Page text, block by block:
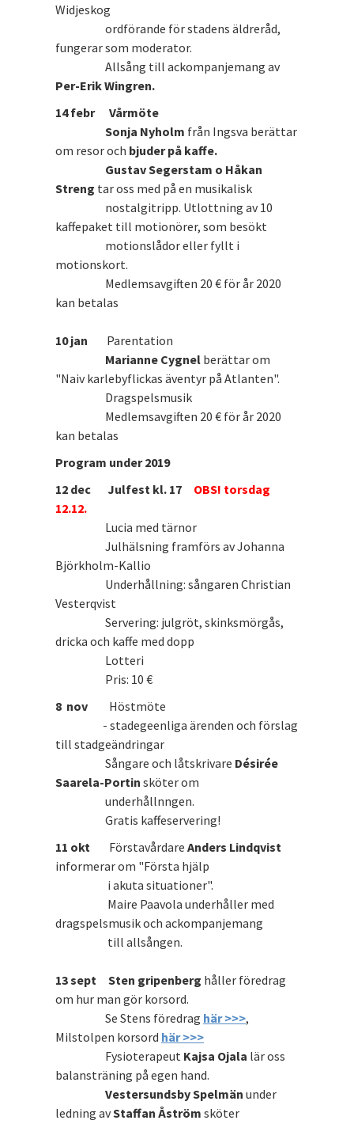
Widjeskog
ordförande för stadens äldreråd,
fungerar som moderator.
Allsång till ackompanjemang av
Per-Erik Wingren.
14 febr
Vårmöte
Sonja Nyholm från Ingsva berättar
om resor och bjuder på kaffe.
Gustav Segerstam o Håkan
Streng tar oss med på en musikalisk
nostalgitripp. Utlottning av 10
kaffepaket till motionörer, som besökt
motionslådor eller fyllt i
motionskort.
Medlemsavgiften 20 € för år 2020
kan betalas
10 jan Parentation
Marianne Cygnel berättar om
"Naiv karlebyflickas äventyr på Atlanten".
Dragspelsmusik
Medlemsavgiften 20 € för år 2020
kan betalas
Program under 2019
12 dec
Julfest kl. 17 OBS! torsdag
12.12.
Lucia med tärnor
Julhälsning framförs av Johanna
Björkholm-Kallio
Underhållning: sångaren Christian
Vesterqvist
Servering: julgröt, skinksmörgås,
dricka och kaffe med dopp
Lotteri
Pris: 10 €
8 nov Höstmöte
- stadegeenliga ärenden och förslag
till stadgeändringar
Sångare och låtskrivare Désirée
Saarela-Portin sköter om
underhållnngen.
Gratis kaffeservering!
11 okt
Förstavårdare Anders Lindqvist
informerar om "Första hjälp
i akuta situationer".
Maire Paavola underhåller med
dragspelsmusik och ackompanjemang
till allsången.
13 sept Sten gripenberg håller föredrag
om hur man gör korsord.
Se Stens föredrag här >>>,
Milstolpen korsord här >>>
Fysioterapeut Kajsa Ojala lär oss
balansträning på egen hand.
Vestersundsby Spelmän under
ledning avStaffan Åström sköter